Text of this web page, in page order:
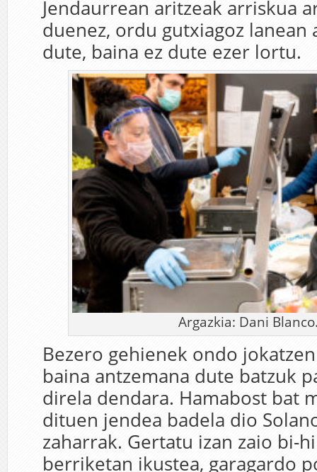
Jendaurrean aritzeak arriskua
duenez, ordu gutxiagoz lanean
dute, baina ez dute ezer lortu.
Argazkia: Dani
Bezero gehienek ondo
baina antzemana dute batzuk
direla dendara. Hamabost bat
dituen jendea badela dio
zaharrak. Gertatu izan zaio bi-
berriketan ikustea, garagardo